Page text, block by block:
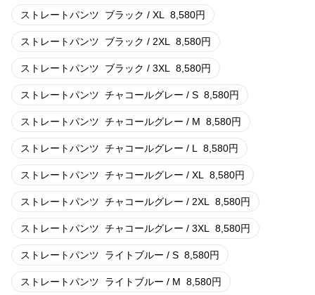
ストレートパンツ ブラック / XL 8,580円
ストレートパンツ ブラック / 2XL 8,580円
ストレートパンツ ブラック / 3XL 8,580円
ストレートパンツ チャコールグレー / S 8,580円
ストレートパンツ チャコールグレー / M 8,580円
ストレートパンツ チャコールグレー / L 8,580円
ストレートパンツ チャコールグレー / XL 8,580円
ストレートパンツ チャコールグレー / 2XL 8,580円
ストレートパンツ チャコールグレー / 3XL 8,580円
ストレートパンツ ライトブルー / S 8,580円
ストレートパンツ ライトブルー / M 8,580円